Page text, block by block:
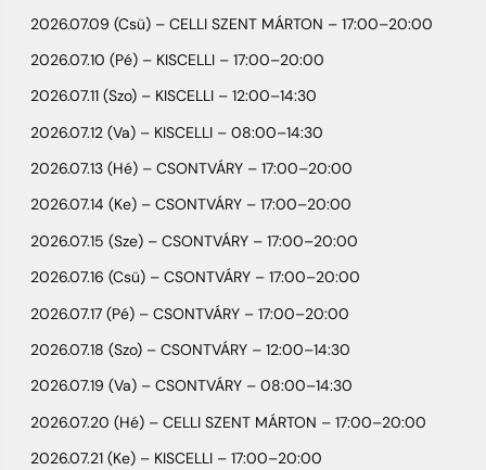
2026.07.09 (Csü) – CELLI SZENT MÁRTON – 17:00–20:00
2026.07.10 (Pé) – KISCELLI – 17:00–20:00
2026.07.11 (Szo) – KISCELLI – 12:00–14:30
2026.07.12 (Va) – KISCELLI – 08:00–14:30
2026.07.13 (Hé) – CSONTVÁRY – 17:00–20:00
2026.07.14 (Ke) – CSONTVÁRY – 17:00–20:00
2026.07.15 (Sze) – CSONTVÁRY – 17:00–20:00
2026.07.16 (Csü) – CSONTVÁRY – 17:00–20:00
2026.07.17 (Pé) – CSONTVÁRY – 17:00–20:00
2026.07.18 (Szo) – CSONTVÁRY – 12:00–14:30
2026.07.19 (Va) – CSONTVÁRY – 08:00–14:30
2026.07.20 (Hé) – CELLI SZENT MÁRTON – 17:00–20:00
2026.07.21 (Ke) – KISCELLI – 17:00–20:00